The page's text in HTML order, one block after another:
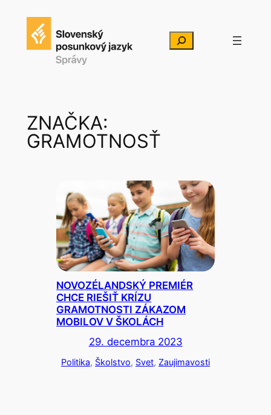
Hľadať
ZNAČKA:
GRAMOTNOSŤ
NOVOZÉLANDSKÝ PREMIÉR
CHCE RIEŠIŤ KRÍZU
GRAMOTNOSTI ZÁKAZOM
MOBILOV V ŠKOLÁCH
29. decembra 2023
Politika, Školstvo, Svet, Zaujimavosti